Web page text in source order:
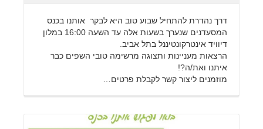
דרך נהדרת להתחיל שבוע טוב היא לבקר אותנו בכנס
המסעדנים שנערך בשעות אלה עד השעה 16:00 במלון
דיוויד אינטרקונטיננל בתל אביב.
הרצאות מעניינות ותצוגה מרשימה טובי השפים כבר
איתנו ואת/ה?!
מוזמנים ליצור קשר לקבלת פרטים…
קרא עוד